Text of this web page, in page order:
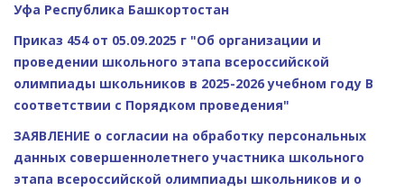
Уфа Республика Башкортостан
Приказ 454 от 05.09.2025 г "Об организации и
проведении школьного этапа всероссийской
олимпиады школьников в 2025-2026 учебном году В
соответствии с Порядком проведения"
ЗАЯВЛЕНИЕ о согласии на обработку персональных
данных совершеннолетнего участника школьного
этапа всероссийской олимпиады школьников и о